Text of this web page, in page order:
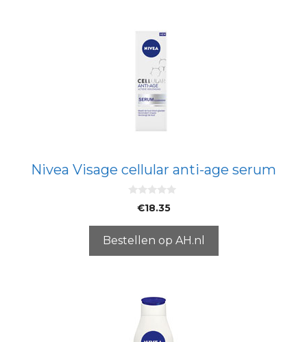
Nivea Visage cellular anti-age serum
5
€18.35
Bestellen op AH.nl